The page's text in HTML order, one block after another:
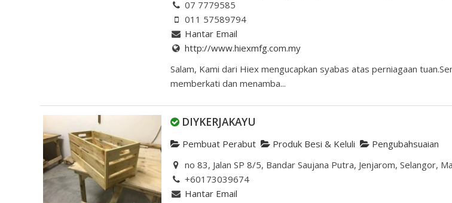
07 7779585
011 57589794
Hantar Email
http://www.hiexmfg.com.my
Salam, Kami dari Hiex mengucapkan syabas atas perniagaan
memberkati dan menamba...
DIYKERJAKAYU
Pembuat Perabut Produk Besi & Keluli
Pengubahsuaian
no 83, Jalan SP 8/5, Bandar Saujana Putra, Jenjarom, Selangor,
+60173039674
Hantar Email